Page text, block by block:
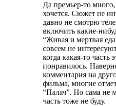
Да премьер-то
хочется. Сюжет не
давно не смотрю
включить какие-
“Живая и мертвая
совсем не
когда какая-то
понравилось.
комментария на
фильма, многие
“Палач”. Но сама не
часть тоже не буду.